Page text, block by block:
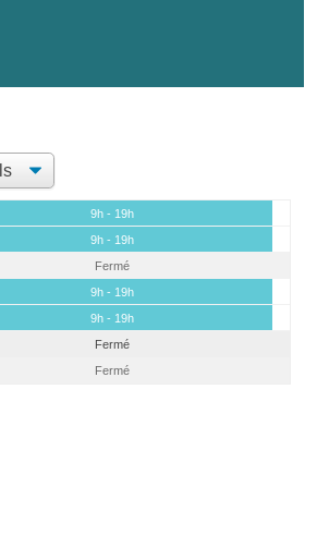
9h - 19h
9h - 19h
Fermé
9h - 19h
9h - 19h
Fermé
Fermé